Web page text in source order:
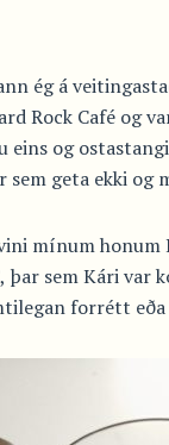
ég á
Rock Café og
eins og
geta ekki og
mínum honum
þar sem Kári
forrétt